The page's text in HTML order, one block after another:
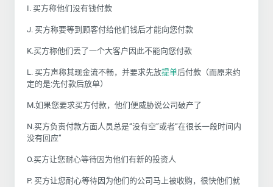
I. 买方称他们没有钱付款
J. 买方称要等到顾客付给他们钱后才能向您付款
K.买方称他们丢了一个大客户因此不能向您付款
L. 买方声称其现金流不畅，并要求先放提单后付款（而原来约
定的是:先付款后放单）
M.如果您要求买方付款，他们便威胁说公司破产了
N.买方负责付款方面人员总是“没有空”或者“在很长一段时间内
没有回应”
O.买方让您耐心等待因为他们有新的投资人
P. 买方让您耐心等待因为他们的公司马上被收购，很快他们就